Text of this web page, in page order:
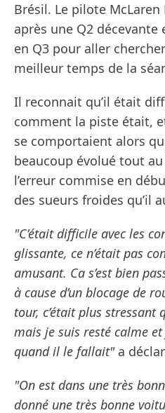
Brésil. Le pilote McLaren
après une Q2
en Q3 pour aller
meilleur temps de la
Il reconnait qu’il était
comment la piste était,
se comportaient alors
beaucoup évolué tout
l’erreur commise en
des sueurs froides qu’il
"C’était difficile avec les
glissante, ce n’était pas
amusant. Ca s’est bien
à cause d’un blocage de
tour, c’était plus stressant
mais je suis resté calme
quand il le fallait"a
"On est dans une très
donné une très bonne